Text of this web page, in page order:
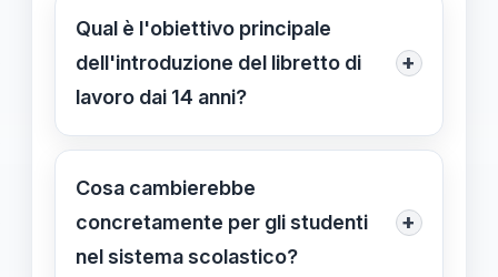
trasformazione del sistema
d'istruzione in un modello più severo
e selettivo, volto a preparare i giovani
centrale è l'introduzione di un libretto
di lavoro obbligatorio per gli studenti
a partire dai 14 anni di età.
Qual è l'obiettivo principale
dell'introduzione del libretto di
lavoro dai 14 anni?
+
L'obiettivo è allineare la formazione
dei giovani alle reali esigenze del
mercato del lavoro e alle sfide della
vita adulta. Attraverso la pratica
Cosa cambierebbe
concretamente per gli studenti
nel sistema scolastico?
+